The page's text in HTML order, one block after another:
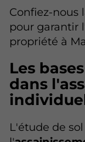
Confiez-nous
pour garantir
propriété à
Les
dans
L'étude de